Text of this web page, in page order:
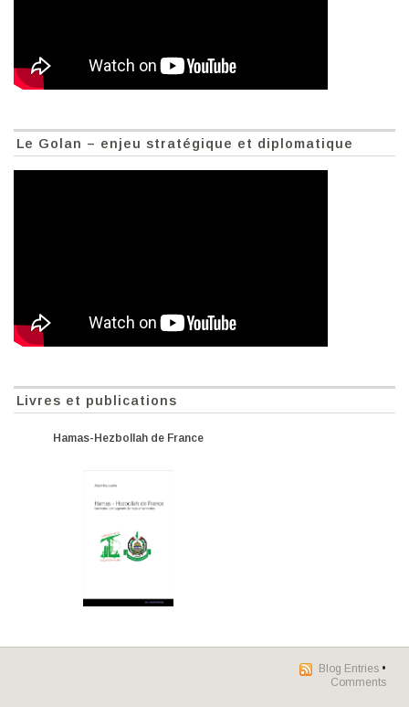
Le Golan – enjeu stratégique et diplomatique
Livres et publications
Hamas-Hezbollah de France
Blog Entries •
Comments